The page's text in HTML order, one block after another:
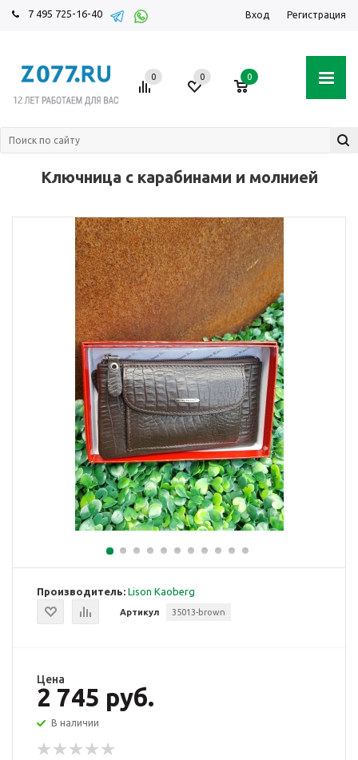
7 495 725-16-40 Вход Регистрация
0 0 0
Ключница с карабинами и молнией
Производитель: Lison Kaoberg
Артикул 35013-brown
Цена
2 745 руб.
В наличии